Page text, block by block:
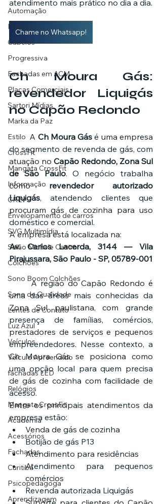
Automação
Franjas
Cabelos
Progressiva
Fachadas em ACM
Placas Comerciais
Sartori Mídias
Marka da Paz
Estilo
CrossFit
Mangata CrossFit
Informação
CRLV
Envelopamento de carros
SVG Multimídia
Salão Michele Castro
Colchões
Sono Boom Colchões
Sono de Qualidade
Lentes de Contato
Luz Azul
Veículos
Veículo Apreendido
fachadas LED
Relógios
Mangata CrossFit
Academia
Acessórios
Fachadas
Curitiba
Psicopedagoga
Aprendizagem
atendimento mais prático no dia a dia.
Chame no Whatsapp!
Ch Moura Gás:
revendedor Liquigás
no Capão Redondo
	A
Ch Moura Gás é uma empresa
do segmento de revenda de gás, com
atuação no Capão Redondo, Zona Sul
de São Paulo. O negócio trabalha
como revendedor autorizado
Liquigás, atendendo clientes que
procuram gás de cozinha para uso
doméstico e comercial.
A empresa está localizada na:
Av. Carlos Lacerda, 3144 — Vila
Pirajussara, São Paulo - SP, 05789-001
	A região do Capão Redondo é
uma das áreas mais conhecidas da
Zona Sul paulistana, com grande
presença de famílias, comércios,
prestadores de serviços e pequenos
empreendedores. Nesse contexto, a
Ch Moura Gás se posiciona como
uma opção local para quem precisa
de gás de cozinha com facilidade de
acesso.
Entre os principais atendimentos da
empresa estão:
Venda de gás de cozinha
Botijão de gás P13
Atendimento para residências
Atendimento para pequenos
comércios
Revenda autorizada Liquigás